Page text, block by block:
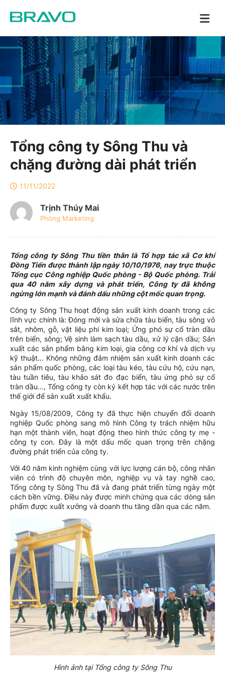
Tổng công ty Sông Thu và
chặng đường dài phát triển
11/11/2022
Trịnh Thúy Mai
Phòng Marketing
Tổng công ty Sông Thu tiền thân là Tổ hợp tác xã Cơ khí
Đồng Tiến được thành lập ngày 10/10/1976, nay trực thuộc
Tổng cục Công nghiệp Quốc phòng - Bộ Quốc phòng. Trải
qua 40 năm xây dựng và phát triển, Công ty đã không
ngừng lớn mạnh và đánh dấu những cột mốc quan trọng.
Công ty Sông Thu hoạt động sản xuất kinh doanh trong các
lĩnh vực chính là: Đóng mới và sửa chữa tàu biển, tàu sông vỏ
sắt, nhôm, gỗ, vật liệu phi kim loại; Ứng phó sự cố tràn dầu
trên biển, sông; Vệ sinh làm sạch tàu dầu, xử lý cặn dầu; Sản
xuất các sản phẩm bằng kim loại, gia công cơ khí và dịch vụ
kỹ thuật... Không những đảm nhiệm sản xuất kinh doanh các
sản phẩm quốc phòng, các loại tàu kéo, tàu cứu hộ, cứu nạn,
tàu tuần tiêu, tàu khảo sát đo đạc biển, tàu ứng phó sự cố
tràn dầu..., Tổng công ty còn ký kết hợp tác với các nước trên
thế giới để sản xuất xuất khẩu.
Ngày 15/08/2009, Công ty đã thực hiện chuyển đổi doanh
nghiệp Quốc phòng sang mô hình Công ty trách nhiệm hữu
hạn một thành viên, hoạt động theo hình thức công ty mẹ -
công ty con. Đây là một dấu mốc quan trọng trên chặng
đường phát triển của công ty.
Với 40 năm kinh nghiệm cùng với lực lượng cán bộ, công nhân
viên có trình độ chuyên môn, nghiệp vụ và tay nghề cao,
Tổng công ty Sông Thu đã và đang phát triển từng ngày một
cách bền vững. Điều này được minh chứng qua các dòng sản
phẩm được xuất xưởng và doanh thu tăng dần qua các năm.
Hình ảnh tại Tổng công ty Sông Thu